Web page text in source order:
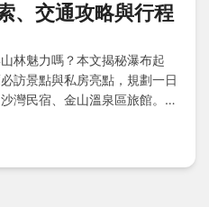
、交通攻略與行程
林魅力嗎？本文揭秘瀑布起
訪景點與私房亮點，規劃一日
灣民宿、金山溫泉區旅館。出